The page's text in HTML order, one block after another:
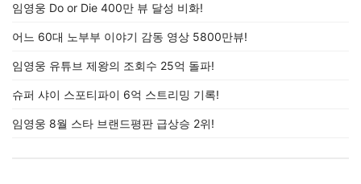
임영웅 Do or Die 400만 뷰 달성 비화!
어느 60대 노부부 이야기 감동 영상 5800만뷰!
임영웅 유튜브 제왕의 조회수 25억 돌파!
슈퍼 샤이 스포티파이 6억 스트리밍 기록!
임영웅 8월 스타 브랜드평판 급상승 2위!